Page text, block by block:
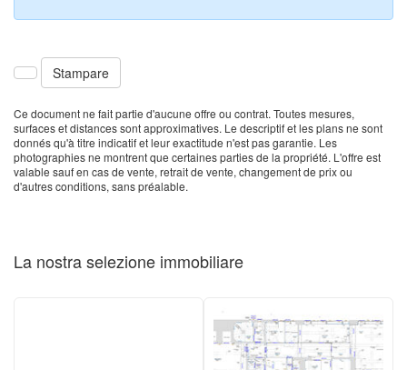
Stampare
Ce document ne fait partie d'aucune offre ou contrat. Toutes mesures,
surfaces et distances sont approximatives. Le descriptif et les plans ne sont
donnés qu'à titre indicatif et leur exactitude n'est pas garantie. Les
photographies ne montrent que certaines parties de la propriété. L'offre est
valable sauf en cas de vente, retrait de vente, changement de prix ou
d'autres conditions, sans préalable.
La nostra selezione immobiliare